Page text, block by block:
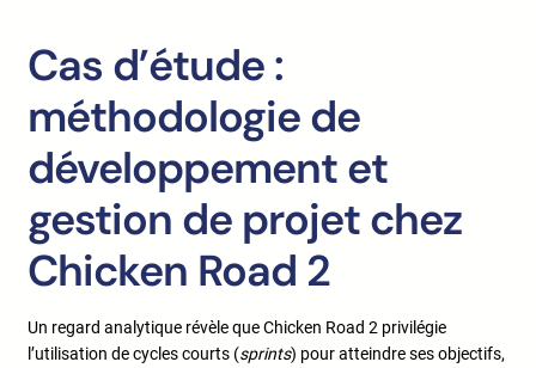
Cas d’étude :
méthodologie de
développement et
gestion de projet chez
Chicken Road 2
Un regard analytique révèle que Chicken Road 2 privilégie
l’utilisation de cycles courts (sprints) pour atteindre ses objectifs,